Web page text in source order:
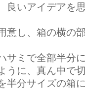
良いアイデアを
し、箱の横の
サミで全部半分
うに、真ん中で
分サイズの箱